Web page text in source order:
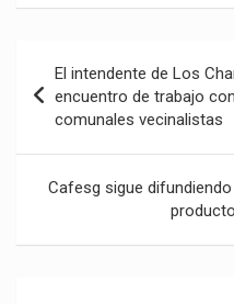
de
entradas
El intendente de Los
encuentro de trabajo
comunales vecinalistas
Cafesg sigue